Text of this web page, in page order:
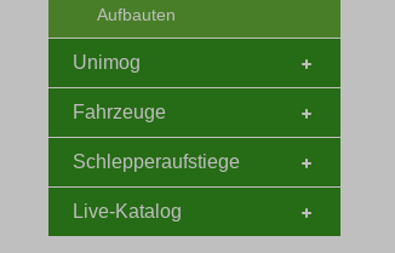
Aufbauten
Unimog
Fahrzeuge
Schlepperaufstiege
Live-Katalog